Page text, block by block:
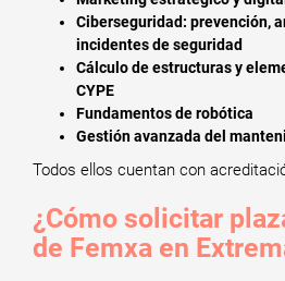
Ciberseguridad: prevención,
incidentes de seguridad
Cálculo de estructuras y
CYPE
Fundamentos de robótica
Gestión avanzada del
Todos ellos cuentan con
¿Cómo solicitar
de Femxa en